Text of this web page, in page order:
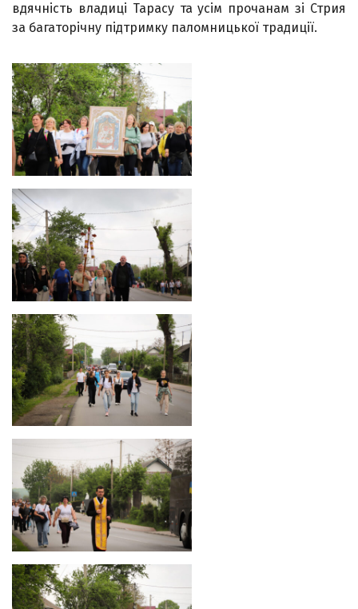
вдячність владиці Тарасу та усім прочанам зі Стрия
за багаторічну підтримку паломницької традиції.